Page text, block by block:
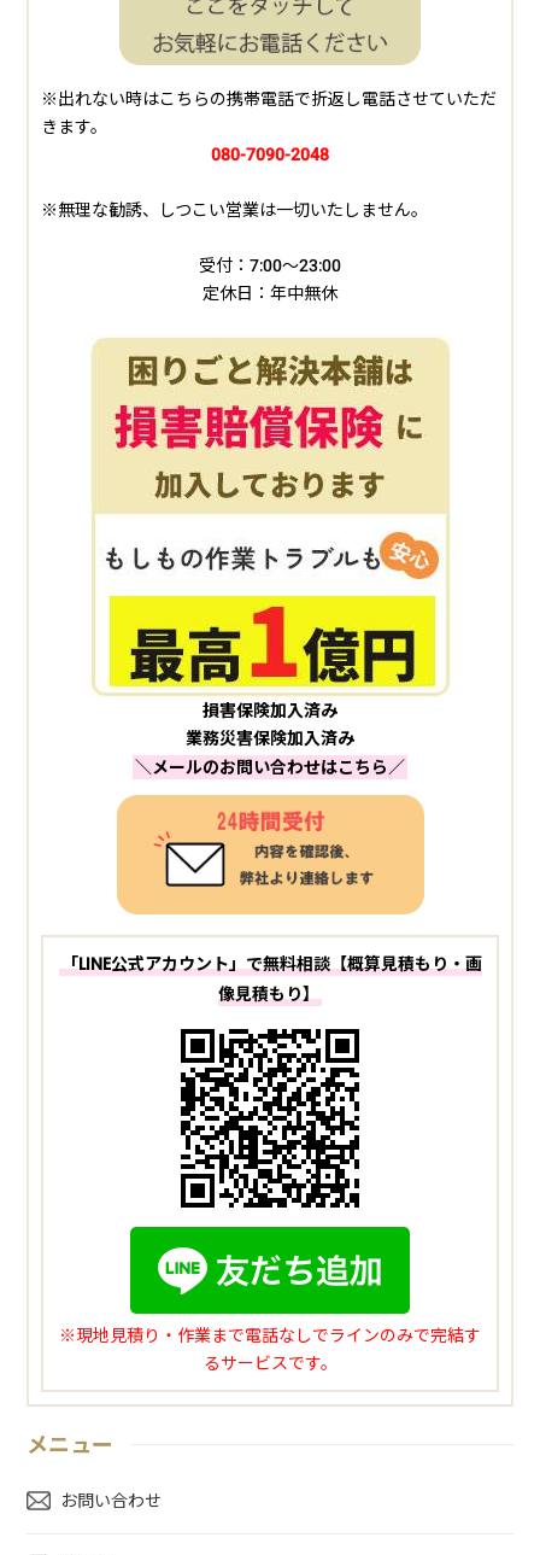
※出れない時はこちらの携帯電話で折返し電話させていただ
きます。
080-7090-2048
※無理な勧誘、しつこい営業は一切いたしません。
受付：7:00～23:00
定休日：年中無休
損害保険加入済み
業務災害保険加入済み
＼メールのお問い合わせはこちら／
「LINE公式アカウント」で無料相談【概算見積もり・画
像見積もり】
※現地見積り・作業まで電話なしでラインのみで完結す
るサービスです。
メニュー
お問い合わせ